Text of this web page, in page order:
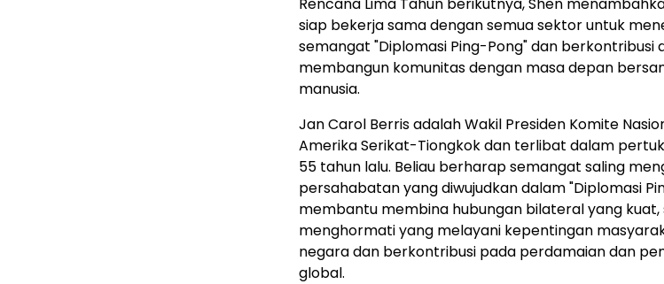
siap bekerja sama dengan semua sektor untuk
semangat "Diplomasi Ping-Pong" dan berkontribusi
membangun komunitas dengan masa depan
manusia.
Jan Carol Berris adalah Wakil Presiden Komite
Amerika Serikat-Tiongkok dan terlibat dalam
55 tahun lalu. Beliau berharap semangat saling
persahabatan yang diwujudkan dalam "Diplomasi
membantu membina hubungan bilateral yang kuat,
menghormati yang melayani kepentingan
negara dan berkontribusi pada perdamaian dan
global.